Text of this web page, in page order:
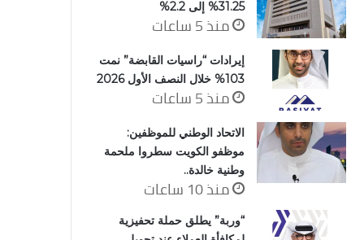
31.25% إلى 2.2%
منذ 5 ساعات
إيرادات “راسيات القابضة” نمت
103% خلال النصف الأول 2026
منذ 5 ساعات
الاتحاد الوطني للموظفين:
موظفو الكويت سطروا ملحمة
وطنية خالدة..
منذ 10 ساعات
“وربة” يطلق حملة تحفيزية